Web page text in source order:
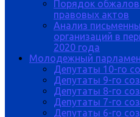
Порядок
правовых актов
Анализ
организаций в
2020 года
Молодежный
Депутаты 10-го
Депутаты 9-го
Депутаты 8-го
Депутаты 7-го
Депутаты 6-го